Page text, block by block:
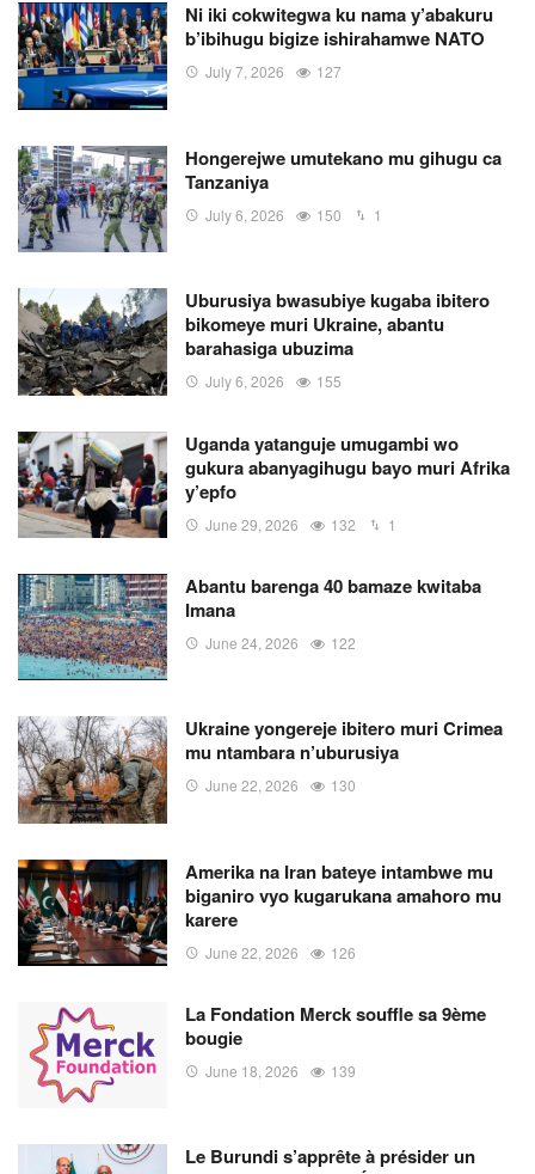
Ni iki cokwitegwa ku nama y’abakuru
b’ibihugu bigize ishirahamwe NATO
July 7, 2026 127
Hongerejwe umutekano mu gihugu ca
Tanzaniya
July 6, 2026 150 1
Uburusiya bwasubiye kugaba ibitero
bikomeye muri Ukraine, abantu
barahasiga ubuzima
July 6, 2026 155
Uganda yatanguje umugambi wo
gukura abanyagihugu bayo muri Afrika
y’epfo
June 29, 2026 132 1
Abantu barenga 40 bamaze kwitaba
Imana
June 24, 2026 122
Ukraine yongereje ibitero muri Crimea
mu ntambara n’uburusiya
June 22, 2026 130
Amerika na Iran bateye intambwe mu
biganiro vyo kugarukana amahoro mu
karere
June 22, 2026 126
La Fondation Merck souffle sa 9ème
bougie
June 18, 2026 139
Le Burundi s’apprête à présider un